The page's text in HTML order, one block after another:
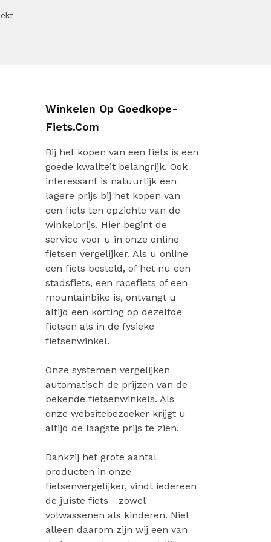
Winkelen Op Goedkope-
Fiets.com
Bij het kopen van een fiets is een
goede kwaliteit belangrijk. Ook
interessant is natuurlijk een
lagere prijs bij het kopen van
een fiets ten opzichte van de
winkelprijs. Hier begint de
service voor u in onze online
fietsen vergelijker. Als u online
een fiets besteld, of het nu een
stadsfiets, een racefiets of een
mountainbike is, ontvangt u
altijd een korting op dezelfde
fietsen als in de fysieke
fietsenwinkel.
Onze systemen vergelijken
automatisch de prijzen van de
bekende fietsenwinkels. Als
onze websitebezoeker krijgt u
altijd de laagste prijs te zien.
Dankzij het grote aantal
producten in onze
fietsenvergelijker, vindt iedereen
de juiste fiets - zowel
volwassenen als kinderen. Niet
alleen daarom zijn wij een van